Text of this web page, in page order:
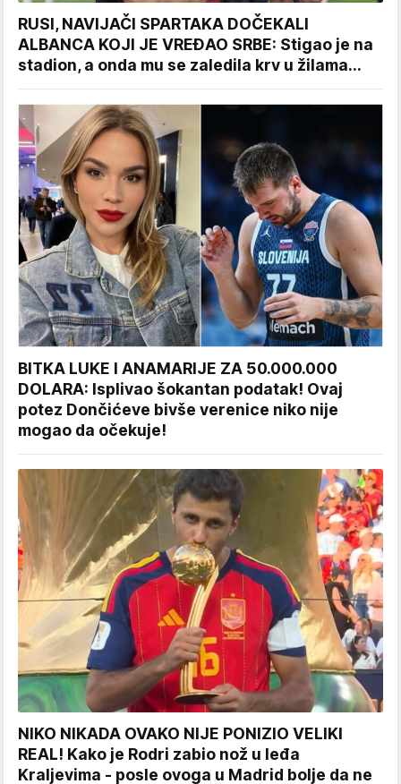
RUSI, NAVIJAČI SPARTAKA DOČEKALI
ALBANCA KOJI JE VREĐAO SRBE: Stigao je na
stadion, a onda mu se zaledila krv u žilama...
BITKA LUKE I ANAMARIJE ZA 50.000.000
DOLARA: Isplivao šokantan podatak! Ovaj
potez Dončićeve bivše verenice niko nije
mogao da očekuje!
NIKO NIKADA OVAKO NIJE PONIZIO VELIKI
REAL! Kako je Rodri zabio nož u leđa
Kraljevima - posle ovoga u Madrid bolje da ne